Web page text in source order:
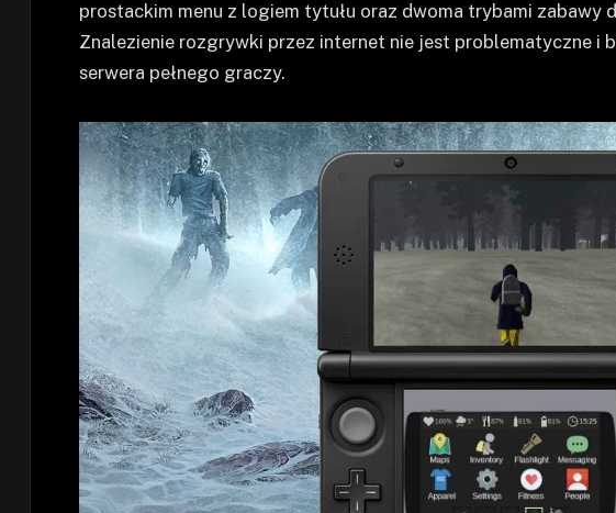
prostackim menu z logiem tytułu oraz dwoma trybami zabawy
Znalezienie rozgrywki przez internet nie jest problematyczne i
serwera pełnego graczy.